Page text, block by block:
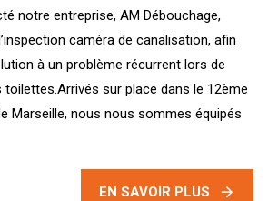
notre entreprise, AM Débouchage,
caméra de canalisation, afin
à un problème récurrent lors de
toilettes.Arrivés sur place dans le 12ème
Marseille, nous nous sommes équipés
EN SAVOIR PLUS